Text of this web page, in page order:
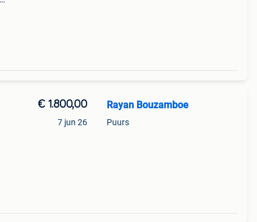
€ 1.800,00
7 jun 26
Rayan Bouzamboe
Puurs